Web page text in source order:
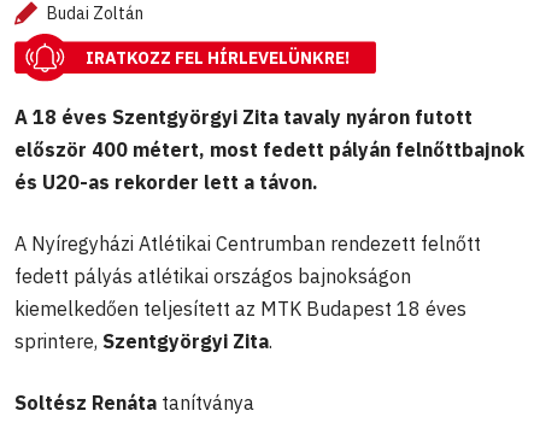
Budai Zoltán
IRATKOZZ FEL HÍRLEVELÜNKRE!
A 18 éves Szentgyörgyi Zita tavaly nyáron futott
először 400 métert, most fedett pályán felnőttbajnok
és U20-as rekorder lett a távon.
A Nyíregyházi Atlétikai Centrumban rendezett felnőtt
fedett pályás atlétikai országos bajnokságon
kiemelkedően teljesített az MTK Budapest 18 éves
sprintere, Szentgyörgyi Zita.
Soltész Renáta tanítványa